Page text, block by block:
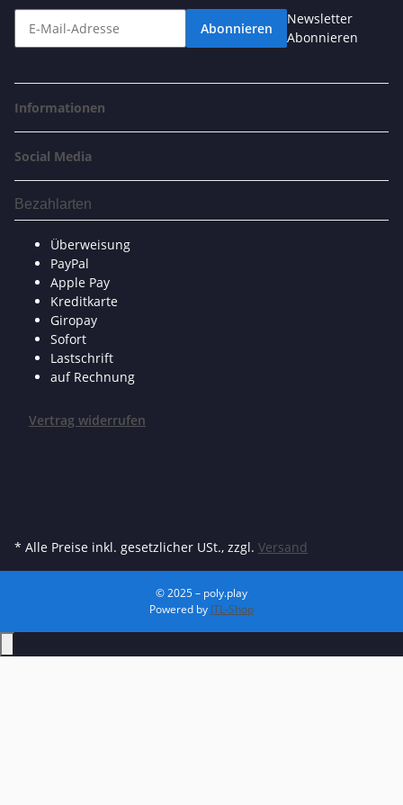
Abonnieren
Newsletter
Abonnieren
Informationen
Social Media
Bezahlarten
Überweisung
PayPal
Apple Pay
Kreditkarte
Giropay
Sofort
Lastschrift
auf Rechnung
Vertrag widerrufen
* Alle Preise inkl. gesetzlicher USt., zzgl. Versand
© 2025 – poly.play
Powered by JTL-Shop